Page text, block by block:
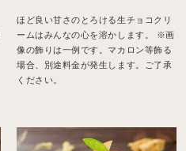
ほど良い甘さのとろける生チョコクリ
ームはみんなの心を溶かします。 ※画
像の飾りは一例です。マカロン等飾る
場合、別途料金が発生します。ご了承
ください。